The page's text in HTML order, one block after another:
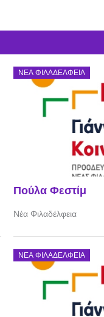
ΝΈΑ ΦΙΛΑΔΈΛΦΕΙΑ
Πούλα Φεστίμ
Νέα Φιλαδέλφεια
ΝΈΑ ΦΙΛΑΔΈΛΦΕΙΑ